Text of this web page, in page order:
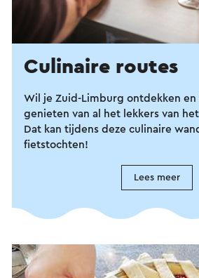
Culinaire routes
Wil je Zuid-Limburg ontdekken en
genieten van al het lekkers van
Dat kan tijdens deze culinaire
fietstochten!
Lees meer